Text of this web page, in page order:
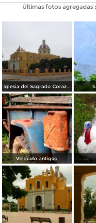
Últimas fotos agregadas
Iglesia del Sagrado Corazón Marzo 2014
Vehículo antiguo